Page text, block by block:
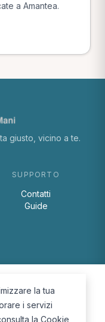
a Amantea.
giusto, vicino a te.
SUPPORTO
Contatti
Guide
la tua
i servizi
la Cookie